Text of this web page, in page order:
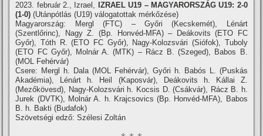
2023. február 2., Izrael,
IZRAEL U19 – MAGYARORSZÁG U19: 2-0
(1-0) (Utánpótlás (U19) válogatottak mérkőzése)
Magyarország: Mergl (FTC) – Győri (Kecskemét), Lénárt
(Szentlőrinc), Nagy Z. (Bp. Honvéd-MFA) – Deákovits (ETO FC
Győr), Tóth R. (ETO FC Győr), Nagy-Kolozsvári (Siófok), Tuboly
(ETO FC Győr), Molnár A. (MTK) – Rácz B. (Szeged), Babos B.
(MOL Fehérvár)
Csere: Mergl h. Dala (MOL Fehérvár), Győri h. Babós L. (Puskás
Akadémia), Lénárt h. Heil (Kaposvár), Deákovits h. Kállai Z.
(Mezőkövesd), Nagy-Kolozsvári h. Kocsis D. (Csákvár), Rácz B. h.
Jurek (DVTK), Molnár A. h. Krajcsovics (Bp. Honvéd-MFA), Babos
B. h. Bakti (Budafok)
Szövetségi edző: Szélesi Zoltán